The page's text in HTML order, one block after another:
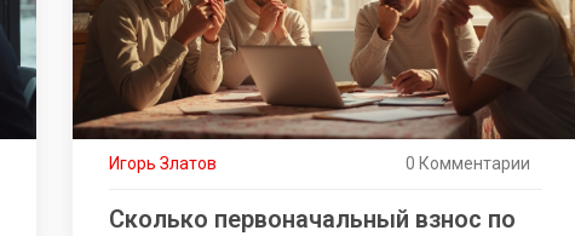
Игорь Златов 0 Комментарии
Сколько первоначальный взнос по